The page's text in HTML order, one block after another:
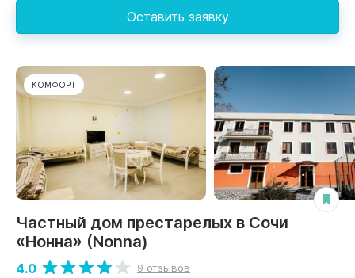
Оставить заявку
КОМФОРТ
Частный дом престарелых в Сочи
«Нонна» (Nonna)
4.0
9 отзывов